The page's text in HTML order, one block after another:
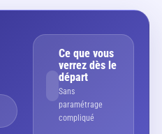
Ce que vous
verrez dès le
départ
Sans
paramétrage
compliqué